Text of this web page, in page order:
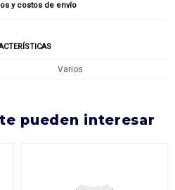
y costos de envío
Varios
pueden interesar